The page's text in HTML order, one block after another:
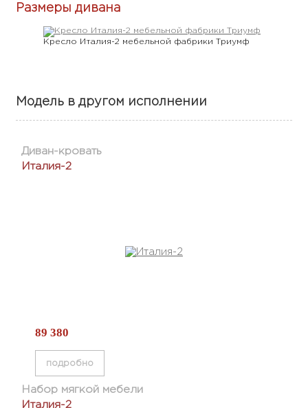
Размеры дивана
Кресло Италия-2 мебельной фабрики Триумф
Модель в другом исполнении
Диван-кровать
Италия-2
89 380
подробно
Набор мягкой мебели
Италия-2